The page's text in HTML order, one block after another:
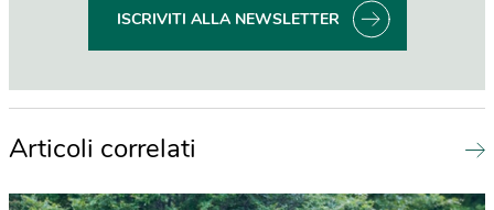
ISCRIVITI ALLA NEWSLETTER
Articoli correlati